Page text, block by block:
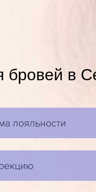
бровей в
лояльности